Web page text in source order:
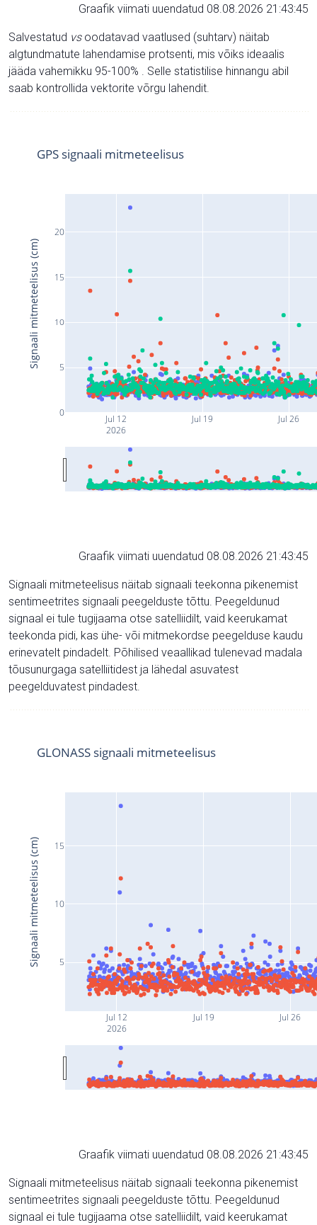
Graafik viimati uuendatud 08.08.2026 21:43:45
Salvestatud vsoodatavad vaatlused (suhtarv) näitab
algtundmatute lahendamise protsenti, mis võiks ideaalis
jääda vahemikku 95-100% . Selle statistilise hinnangu abil
saab kontrollida vektorite võrgu lahendit.
Jul 12
2026
Jul 19 Jul 26
0
5
10
15
20
GPS signaali mitmeteelisus
Signaali mitmeteelisus (cm)
Graafik viimati uuendatud 08.08.2026 21:43:45
Signaali mitmeteelisus näitab signaali teekonna pikenemist
sentimeetrites signaali peegelduste tõttu. Peegeldunud
signaal ei tule tugijaama otse satelliidilt, vaid keerukamat
teekonda pidi, kas ühe- või mitmekordse peegelduse kaudu
erinevatelt pindadelt. Põhilised veaallikad tulenevad madala
tõusunurgaga satelliitidest ja lähedal asuvatest
peegelduvatest pindadest.
Jul 12
2026
Jul 19 Jul 26
5
10
15
GLONASS signaali mitmeteelisus
Signaali mitmeteelisus (cm)
Graafik viimati uuendatud 08.08.2026 21:43:45
Signaali mitmeteelisus näitab signaali teekonna pikenemist
sentimeetrites signaali peegelduste tõttu. Peegeldunud
signaal ei tule tugijaama otse satelliidilt, vaid keerukamat